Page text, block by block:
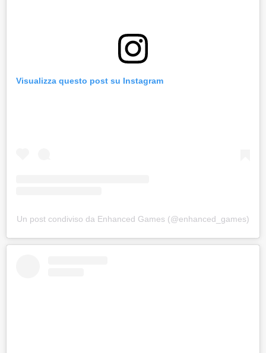
Visualizza questo post su Instagram
Un post condiviso da Enhanced Games (@enhanced_games)